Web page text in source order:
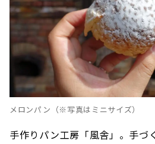
メロンパン（※写真はミニサイズ）
手作りパン工房「風舎」。手づ